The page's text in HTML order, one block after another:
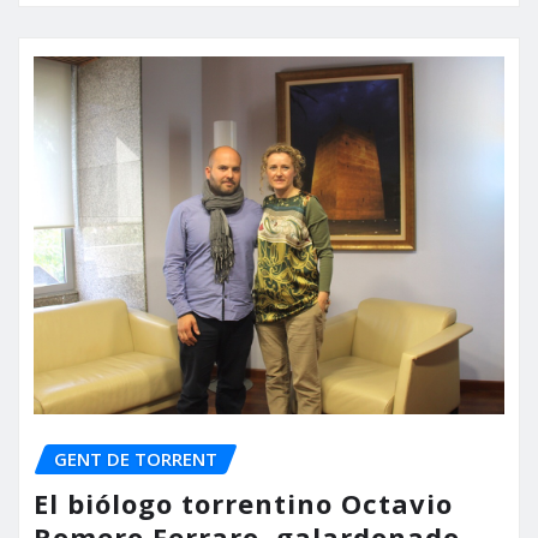
GENT DE TORRENT
El biólogo torrentino Octavio